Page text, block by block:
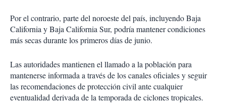
Por el contrario, parte del noroeste del país, incluyendo Baja
California y Baja California Sur, podría mantener condiciones
más secas durante los primeros días de junio.
Las autoridades mantienen el llamado a la población para
mantenerse informada a través de los canales oficiales y seguir
las recomendaciones de protección civil ante cualquier
eventualidad derivada de la temporada de ciclones tropicales.